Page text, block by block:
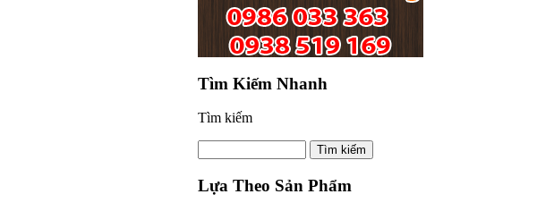
Tìm Kiếm Nhanh
Tìm kiếm
Lựa Theo Sản Phẩm